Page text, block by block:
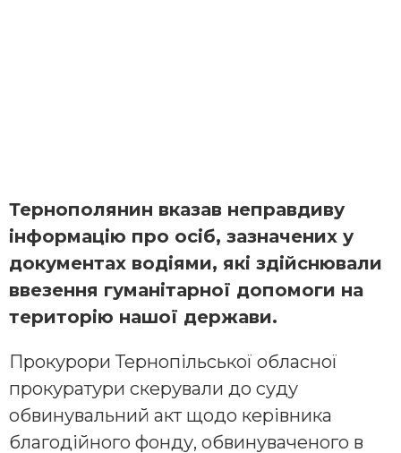
Тернополянин вказав неправдиву
інформацію про осіб, зазначених у
документах водіями, які здійснювали
ввезення гуманітарної допомоги на
територію нашої держави.
Прокурори Тернопільської обласної
прокуратури скерували до суду
обвинувальний акт щодо керівника
благодійного фонду, обвинуваченого в